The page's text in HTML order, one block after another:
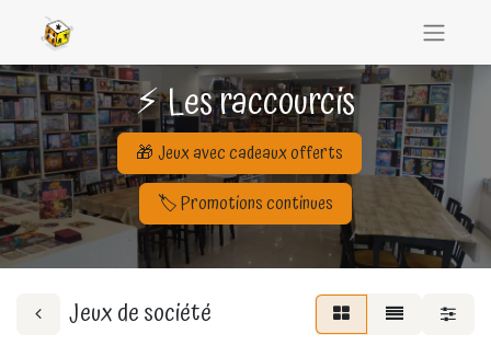
⚡ Les raccourcis
🎁 Jeux avec cadeaux offerts
🏷️ Promotions continues
Jeux de société